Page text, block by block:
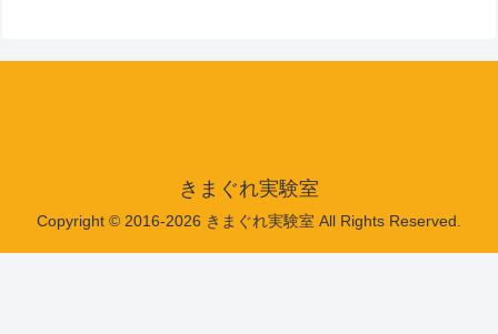
きまぐれ実験室
Copyright © 2016-2026 きまぐれ実験室 All Rights Reserved.